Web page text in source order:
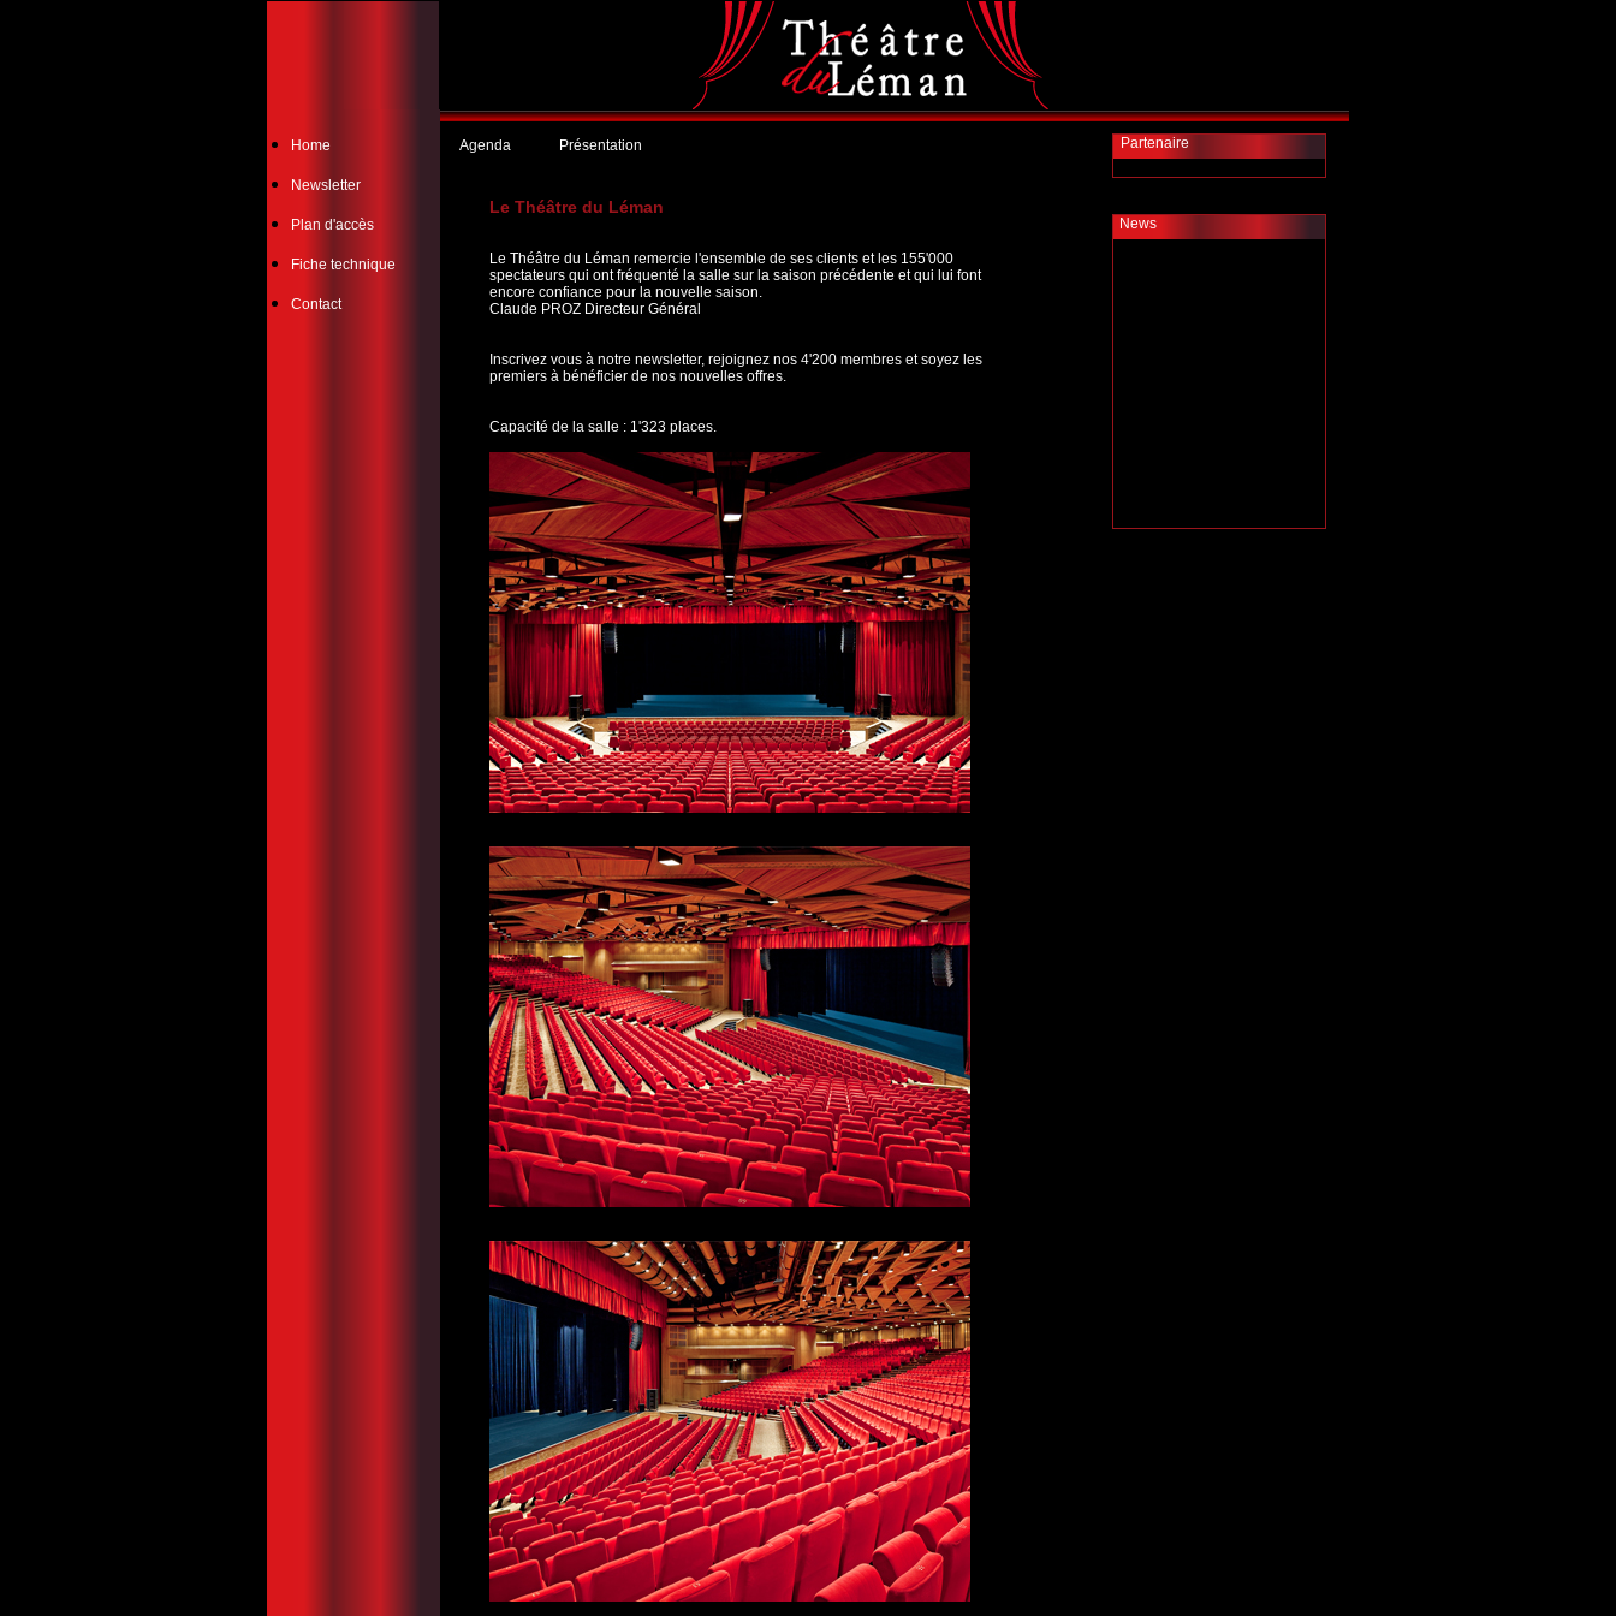
Home
Newsletter
Plan d'accès
Fiche technique
Contact
Agenda Présentation
Le Théâtre du Léman
Le Théâtre du Léman remercie l'ensemble de ses clients et les 155'000
spectateurs qui ont fréquenté la salle sur la saison précédente et qui lui font
encore confiance pour la nouvelle saison.
Claude PROZ Directeur Général
Inscrivez vous à notre newsletter, rejoignez nos 4'200 membres et soyez les
premiers à bénéficier de nos nouvelles offres.
Capacité de la salle : 1'323 places.
Partenaire
News